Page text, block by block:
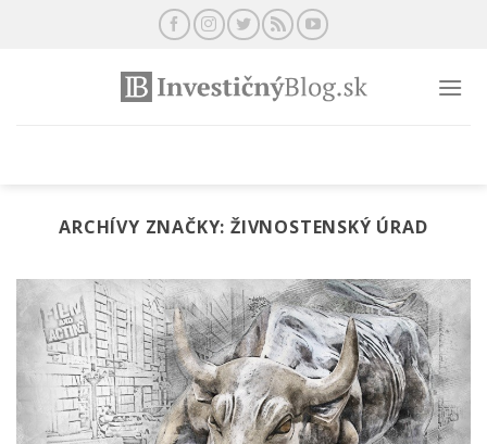
ARCHÍVY ZNAČKY:ŽIVNOSTENSKÝ ÚRAD